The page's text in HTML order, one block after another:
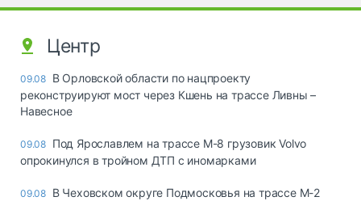
Центр
09.08 В Орловской области по нацпроекту
реконструируют мост через Кшень на трассе Ливны –
Навесное
09.08 Под Ярославлем на трассе М-8 грузовик Volvo
опрокинулся в тройном ДТП с иномарками
09.08 В Чеховском округе Подмосковья на трассе М-2